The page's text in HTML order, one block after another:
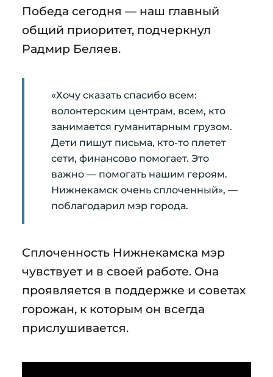
Победа сегодня — наш главный
общий приоритет, подчеркнул
Радмир Беляев.
«Хочу сказать спасибо всем:
волонтерским центрам, всем, кто
занимается гуманитарным грузом.
Дети пишут письма, кто-то плетет
сети, финансово помогает. Это
важно — помогать нашим героям.
Нижнекамск очень сплоченный», —
поблагодарил мэр города.
Сплоченность Нижнекамска мэр
чувствует и в своей работе. Она
проявляется в поддержке и советах
горожан, к которым он всегда
прислушивается.